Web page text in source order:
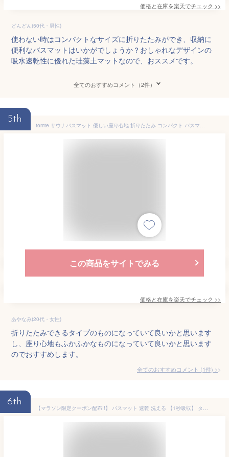
価格と在庫を楽天でチェック >>
どんどん(50代・男性)
使わない時はコンパクトなサイズに折りたたみができ、収納に
便利なバスマットはいかがでしょうか？おしゃれなデザインの
吸水速乾性に優れた珪藻土マットなので、おススメです。
全てのおすすめコメント（2件）
5th
tomte サウナバスマット 優しい座り心地 折りたたみ コンパクト バスマット 洗濯可能 サウナ お風呂 水風呂 ロウリュ ロウリュウ ととのう ととのい アロマ 癒し 汗 発汗 CBJAPAN シービージャパン CBジャパン
この商品をサイトでみる
価格と在庫を楽天でチェック >>
あやなみ(20代・女性)
折りたたみできるタイプのものになっていて良いかと思います
し、座り心地もふかふかなものになっていて良いかと思います
のでおすすめします。
全てのおすすめコメント (1件) >
6th
【マラソン限定クーポン配布!!】 バスマット 速乾 洗える 【1秒吸収】 タオル地 大判 吸水 マイクロファイバー 40×60cm 50 × 80 滑り止め 足拭きマット 足ふきマット お風呂マット 厚手 抗菌 丸洗い可 風呂 浴室 玄関 足 ふき マット 製品安全試験クリア おしゃれ